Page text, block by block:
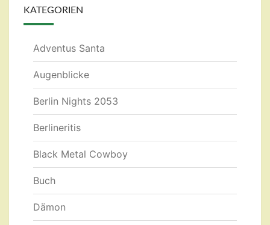
KATEGORIEN
Adventus Santa
Augenblicke
Berlin Nights 2053
Berlineritis
Black Metal Cowboy
Buch
Dämon